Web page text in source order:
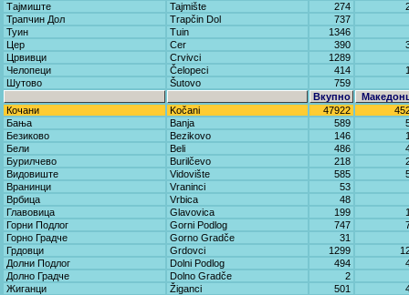
Тајмиште
Tajmište 274
Трапчин Дол
Trapčin Dol
737
Туин
Tuin
1346
Цер
Cer 390
Црвивци
Crvivci
1289
Челопеци
Čelopeci 414
Шутово
Šutovo
759
Вкупно
Кочани
Kočani 47922
Бања
Banja 589
Безиково
Bezikovo 146
Бели
Beli 486
Бурилчево
Burilčevo 218
Видовиште
Vidovište 585
Вранинци
Vraninci
53
Врбица
Vrbica
48
Главовица
Glavovica 199
Горни Подлог
Gorni Podlog 747
Горно Градче
Gorno Gradče
31
Грдовци
Grdovci 1299
Долни Подлог
Dolni Podlog 494
Долно Градче
Dolno Gradče
2
Жиганци
Žiganci 501